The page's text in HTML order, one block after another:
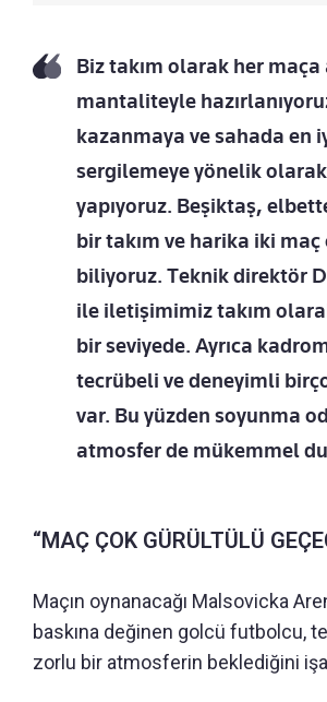
Biz takım olarak her maça
mantaliteyle
kazanmaya ve sahada en
sergilemeye yönelik olarak
yapıyoruz. Beşiktaş,
bir takım ve harika iki maç
biliyoruz. Teknik direktör
ile iletişimimiz takım
bir seviyede. Ayrıca
tecrübeli ve deneyimli
var. Bu yüzden soyunma
atmosfer de mükemmel
“MAÇ ÇOK GÜRÜLTÜLÜ
Maçın oynanacağı Malsovicka
baskına değinen golcü futbolcu,
zorlu bir atmosferin beklediğini